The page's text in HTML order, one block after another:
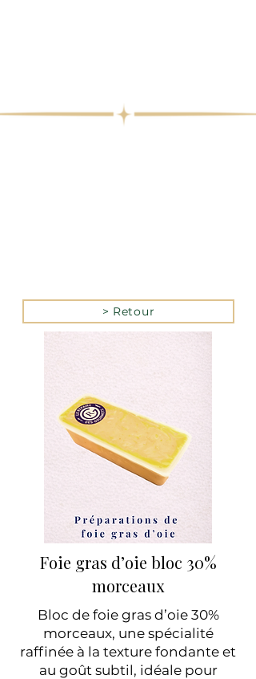
> Retour
Foie gras d’oie bloc 30%
morceaux
Bloc de foie gras d’oie 30%
morceaux, une spécialité
raffinée à la texture fondante et
au goût subtil, idéale pour